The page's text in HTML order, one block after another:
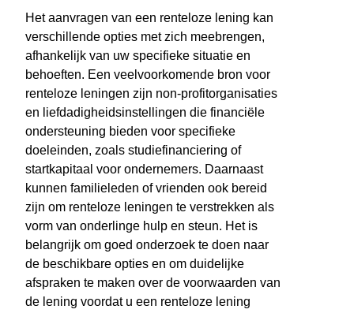
Het aanvragen van een renteloze lening kan
verschillende opties met zich meebrengen,
afhankelijk van uw specifieke situatie en
behoeften. Een veelvoorkomende bron voor
renteloze leningen zijn non-profitorganisaties
en liefdadigheidsinstellingen die financiële
ondersteuning bieden voor specifieke
doeleinden, zoals studiefinanciering of
startkapitaal voor ondernemers. Daarnaast
kunnen familieleden of vrienden ook bereid
zijn om renteloze leningen te verstrekken als
vorm van onderlinge hulp en steun. Het is
belangrijk om goed onderzoek te doen naar
de beschikbare opties en om duidelijke
afspraken te maken over de voorwaarden van
de lening voordat u een renteloze lening